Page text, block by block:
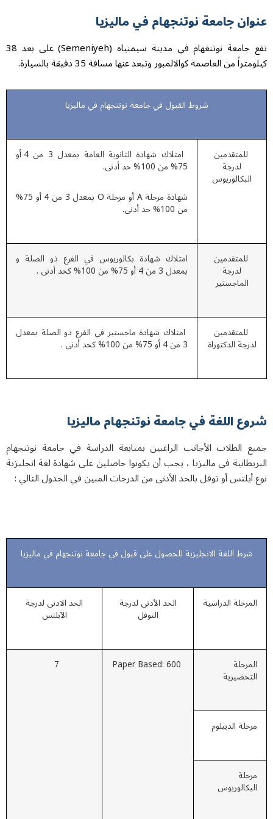
جامعة نوتنجهام في ماليزيا
تقع جامعة نوتنغهام في مدينة سيمنياه (Semeniyeh) على بعد 38
من العاصمة كوالالمبور وتبعد عنها مسافة 35 دقيقة بالسيارة.
شروط القبول في جامعة نوتنجهام في ماليزيا
للمتقدمين
البكالوريوس
امتلاك شهادة الثانوية العامة بمعدل 3 من 4 أو
شهادة مرحلة A أو مرحلة O بمعدل 3 من 4 أو 75%
للمتقدمين
الماجستير
امتلاك شهادة بكالوريوس في الفرع ذو الصلة و
بمعدل 3 من 4 أو 75% من 100% كحد أدنى .
للمتقدمين
الدكتوراة
امتلاك شهادة ماجستير في الفرع ذو الصلة بمعدل
اللغة في جامعة نوتنجهام مالیزیا
الطلاب الأجانب الراغبين بمتابعة الدراسة في جامعة نوتنجهام
في ماليزيا ، يجب أن يكونوا حاصلين على شهادة لغة انجليزية
أو توفل بالحد الأدنى من الدرجات المبين في الجدول التالي :
شرط اللغة الانجليزية للحصول على قبول في جامعة نوتنجهام في ماليزيا
الدراسية الحد الأدنى لدرجة
التوفل
الحد الادنى لدرجة
الآيلتس
Paper Based: 600
الديبلوم